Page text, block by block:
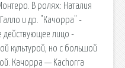
В ролях: Наталия
и др. "Качорра" -
действующее лицо -
культурой, но с большой
Качорра — Kachorra